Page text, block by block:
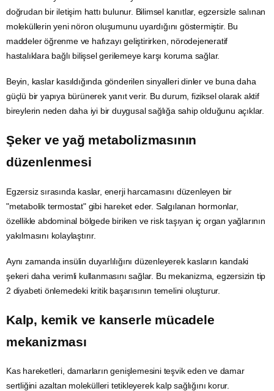
doğrudan bir iletişim hattı bulunur. Bilimsel kanıtlar, egzersizle salınan
moleküllerin yeni nöron oluşumunu uyardığını göstermiştir. Bu
maddeler öğrenme ve hafızayı geliştirirken, nörodejeneratif
hastalıklara bağlı bilişsel gerilemeye karşı koruma sağlar.
Beyin, kaslar kasıldığında gönderilen sinyalleri dinler ve buna daha
güçlü bir yapıya bürünerek yanıt verir. Bu durum, fiziksel olarak aktif
bireylerin neden daha iyi bir duygusal sağlığa sahip olduğunu açıklar.
Şeker ve yağ metabolizmasının
düzenlenmesi
Egzersiz sırasında kaslar, enerjiharcamasını düzenleyen bir
"metabolik termostat" gibi hareket eder. Salgılanan hormonlar,
özellikle abdominal bölgede biriken ve risk taşıyan iç organ yağlarının
yakılmasını kolaylaştırır.
Aynı zamanda insülin duyarlılığını düzenleyerek kasların kandaki
şekeri daha verimli kullanmasını sağlar. Bu mekanizma, egzersizin tip
2 diyabeti önlemedeki kritik başarısının temelini oluşturur.
Kalp, kemik ve kanserle mücadele
mekanizması
Kas hareketleri, damarların genişlemesini teşvik eden ve damar
sertliğini azaltan molekülleri tetikleyerek kalp sağlığını korur.